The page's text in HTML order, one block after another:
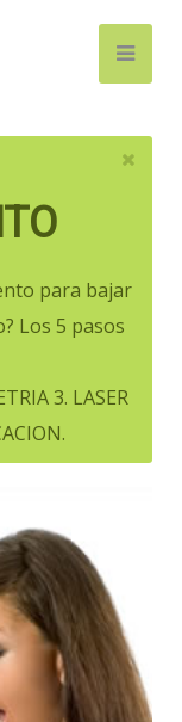
para bajar
Los 5 pasos
3. LASER